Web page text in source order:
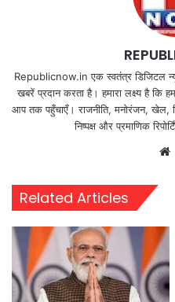
Republicnow.in एक स्वतंत्र
खबरें प्रदान करता है। हमारा लक्ष्य है कि
आप तक पहुँचाएँ। राजनीति, मनोरंजन, खेल,
निष्पक्ष और प्रमाणिक
Related Articles